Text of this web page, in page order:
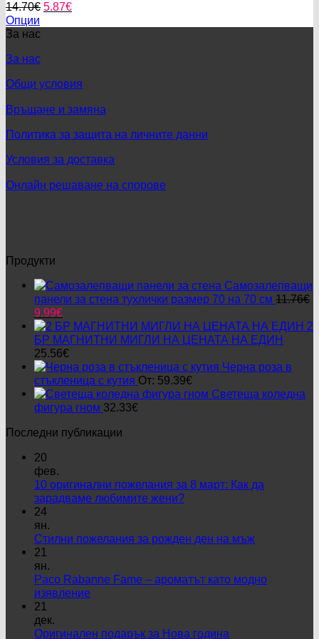
may
be
chosen
the
product
page
14.70€ Original
5.87€Текущата
Опции
This
has
variants.
options
may
be
chosen
on
the
За нас
За нас
Общи условия
Връщане и замяна
Политика за защита на личните данни
Условия за доставка
Онлайн решаване на спорове
Продукти
Самозалепващи
панели за стена тухлички размер 70 на 70 см 11.76€
Original
price
was:
11.76€.
9.99€Текущата
цена
е:
9.99€.
2
БР МАГНИТНИ МИГЛИ НА ЦЕНАТА НА ЕДИН
25.56€
Черна роза в
стъкленица с кутия От: 59.39€
Светеща коледна
фигура гном 32.33€
Последни публикации
20
фев.
10 оригинални пожелания за 8 март: Как да
зарадваме любимите жени?Няма
10
за
да
24
ян.
Стилни пожелания за рожден ден на мъжНяма
Стилни
21
ян.
Paco Rabanne Fame – ароматът като модно
изявлениеНяма
Paco
21
дек.
Оригинален подарък за Нова година